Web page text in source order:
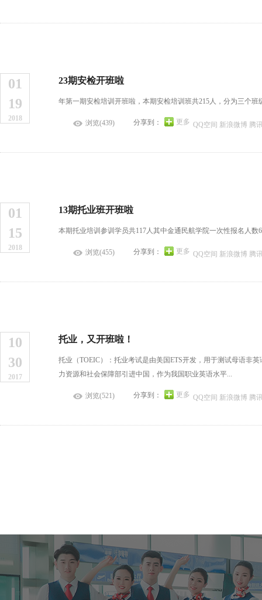
01
19
2018
23期安检开班啦
年第一期安检培训开班啦，本期安检培训班共215人，分为三个班
浏览(439) 分享到： QQ空间 新浪微博 腾
更多
01
15
2018
13期托业班开班啦
本期托业培训参训学员共117人其中金通民航学院一次性报名人数
浏览(455) 分享到： QQ空间 新浪微博 腾
更多
10
30
2017
托业，又开班啦！
托业（TOEIC）：托业考试是由美国ETS开发，用于测试母语非
力资源和社会保障部引进中国，作为我国职业英语水平...
浏览(521) 分享到： QQ空间 新浪微博 腾
更多